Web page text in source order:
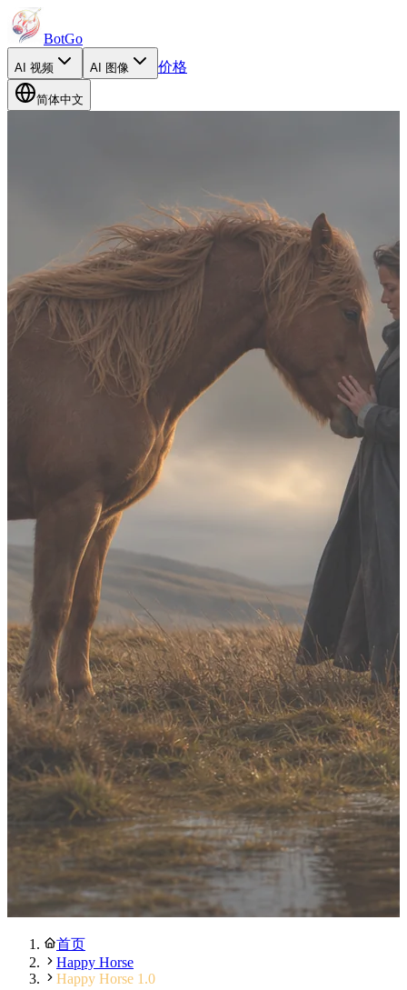
BotGo
AI 视频 AI 图像 价格
简体中文
首页
Happy Horse
Happy Horse 1.0